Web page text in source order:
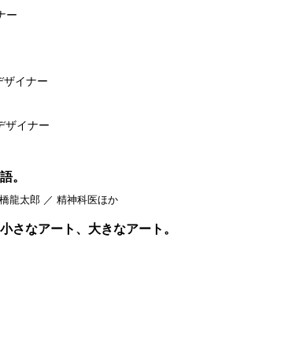
ー
ザイナー
ザイナー
。
龍太郎 ／ 精神科医ほか
さなアート、大きなアート。